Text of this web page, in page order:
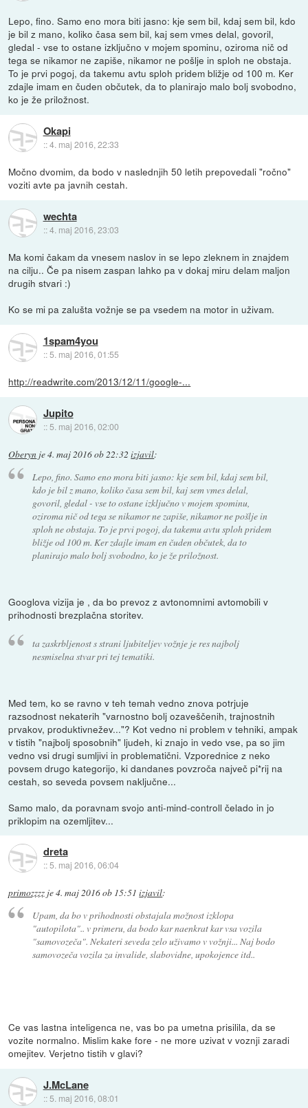
Lepo, fino. Samo eno mora biti jasno: kje sem bil, kdaj sem bil, kdo
je bil z mano, koliko časa sem bil, kaj sem vmes delal, govoril,
gledal - vse to ostane izključno v mojem spominu, oziroma nič od
tega se nikamor ne zapiše, nikamor ne pošlje in sploh ne obstaja.
To je prvi pogoj, da takemu avtu sploh pridem bližje od 100 m. Ker
zdajle imam en čuden občutek, da to planirajo malo bolj svobodno,
ko je že priložnost.
Okapi
::4. maj 2016, 22:33
Močno dvomim, da bodo v naslednjih 50 letih prepovedali "ročno"
voziti avte pa javnih cestah.
wechta
::4. maj 2016, 23:03
Ma komi čakam da vnesem naslov in se lepo zleknem in znajdem
na cilju.. Če pa nisem zaspan lahko pa v dokaj miru delam maljon
drugih stvari :)
Ko se mi pa zalušta vožnje se pa vsedem na motor in uživam.
1spam4you
::5. maj 2016, 01:55
http://readwrite.com/2013/12/11/google-...
Jupito
:: 5. maj 2016, 02:00
Oberyn je4. maj 2016 ob 22:32 izjavil:
Lepo, fino. Samo eno mora biti jasno: kje sem bil, kdaj sem bil,
kdo je bil z mano, koliko časa sem bil, kaj sem vmes delal,
govoril, gledal - vse to ostane izključno v mojem spominu,
oziroma nič od tega se nikamor ne zapiše, nikamor ne pošlje in
sploh ne obstaja. To je prvi pogoj, da takemu avtu sploh pridem
bližje od 100 m. Ker zdajle imam en čuden občutek, da to
planirajo malo bolj svobodno, ko je že priložnost.
Googlova vizija je , da bo prevoz z avtonomnimi avtomobili v
prihodnosti brezplačna storitev.
ta zaskrbljenost s strani ljubiteljev vožnje je res najbolj
nesmiselna stvar pri tej tematiki.
Med tem, ko se ravno v teh temah vedno znova potrjuje
razsodnost nekaterih "varnostno bolj ozaveščenih, trajnostnih
prvakov, produktivnežev..."? Kot vedno ni problem v tehniki, ampak
v tistih "najbolj sposobnih" ljudeh, ki znajo in vedo vse, pa so jim
vedno vsi drugi sumljivi in problematični. Vzporednice z neko
povsem drugo kategorijo, ki dandanes povzroča največ pi*rij na
cestah, so seveda povsem naključne...
Samo malo, da poravnam svojo anti-mind-controll čelado in jo
priklopim na ozemljitev...
dreta
::5. maj 2016, 06:04
primozzzz je4. maj 2016 ob 15:51 izjavil:
Upam, da bo v prihodnosti obstajala možnost izklopa
"autopilota".. v primeru, da bodo kar naenkrat kar vsa vozila
"samovozeča". Nekateri seveda zelo uživamo v vožnji... Naj bodo
samovozeča vozila za invalide, slabovidne, upokojence itd..
Ce vas lastna inteligenca ne, vas bo pa umetna prisilila, da se
vozite normalno. Mislim kake fore - ne more uzivat v voznji zaradi
omejitev. Verjetno tistih v glavi?
J.McLane
:: 5. maj 2016, 08:01